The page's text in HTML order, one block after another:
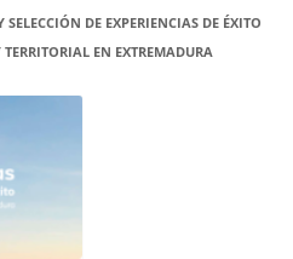
DE EXPERIENCIAS DE ÉXITO
EN EXTREMADURA